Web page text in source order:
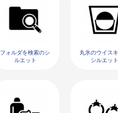
フォルダを検索のシ
ルエット
丸氷のウイス
シルエット